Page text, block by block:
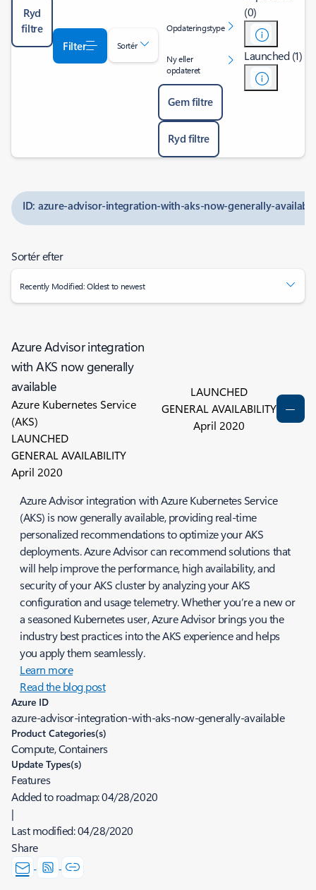
Ryd
filtre
Filter Sortér
Opdateringstype
Ny eller
opdateret
Gem filtre
Ryd filtre
(0)
Launched (1)
ID: azure-advisor-integration-with-aks-now-generally-available
Sortér efter
Recently Modified: Oldest to newest
Azure Advisor integration
with AKS now generally
available
Azure Kubernetes Service
(AKS)
LAUNCHED
GENERAL AVAILABILITY
April 2020
LAUNCHED
GENERAL AVAILABILITY
April 2020
Azure Advisor integration with Azure Kubernetes Service
(AKS) is now generally available, providing real-time
personalized recommendations to optimize your AKS
deployments. Azure Advisor can recommend solutions that
will help improve the performance, high availability, and
security of your AKS cluster by analyzing your AKS
configuration and usage telemetry. Whether you’re a new or
a seasoned Kubernetes user, Azure Advisor brings you the
industry best practices into the AKS experience and helps
you apply them seamlessly.
Learn more
Read the blog post
Azure ID
azure-advisor-integration-with-aks-now-generally-available
Product Categories(s)
Compute, Containers
Update Types(s)
Features
Added to roadmap:04/28/2020
|
Last modified:04/28/2020
Share